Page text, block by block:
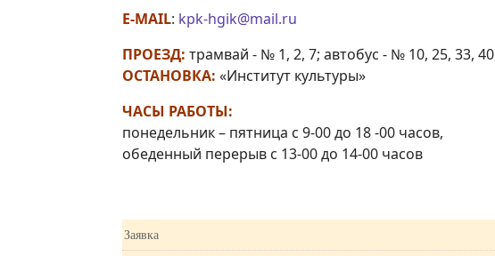
E-MAIL: kpk-hgik@mail.ru
ПРОЕЗД: трамвай - № 1, 2, 7; автобус - № 10, 25, 33,
ОСТАНОВКА: «Институт культуры»
ЧАСЫ РАБОТЫ:
понедельник – пятница с 9-00 до 18 -00 часов,
обеденный перерыв с 13-00 до 14-00 часов
Заявка